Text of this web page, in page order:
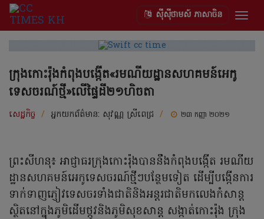
ស៊ីស៊ីថាមស៍ ភាសាចិន
ក្រុងកោះរ៉ុងកំពុងបង្កើត«រមណីយដ្ឋានសហគមន៍អេកូ
ទេសចរណ៍ថ្មី»លើផ្ទៃដី២១ហិចតា
សេដ្ឋកិច្ច / អ្នកយកព័ត៌មាន: សុវណ្ណ ស្រីពេជ្រ / ២៣ កញ្ញា ២០២១
ព្រះសីហនុ៖ អាជ្ញាធរក្រុងកោះរ៉ុងបាននឹងកំពុងបង្កើត រមណីយ
ដ្ឋានសហគមន៍អេកូទេសចរណ៍ថ្មីៗបន្ថែមទៀត ដើម្បីបង្កើនការ
ទាក់ទាញភ្ញៀវទេសចរទាំងជាតិនិងអន្តរជាតិមកលេងកំសាន្ត
ស្ថិតនៅក្នុងភូមិដើមថ្កូវនិងភូមិសុខសាន្ត សង្កាត់កោះរ៉ុង ក្រុង